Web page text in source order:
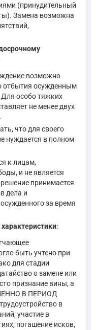
(принудительный
Замена возможна
возможно
отбытия осужденным
Для особо тяжких
не менее двух
что для своего
нуждается в полном
к лицам,
и не является
принимается
дела и
за время
:
быть учтено при
для стадии
о замене или
признание вины, а
В ПЕРИОД
в
участие в
погашение исков,